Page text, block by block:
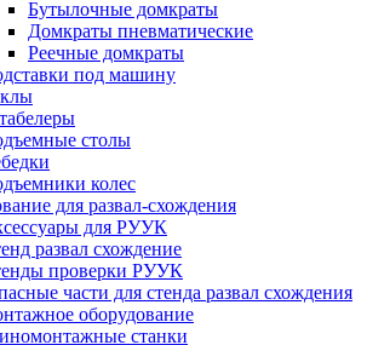
Бутылочные домкраты
Домкраты пневматические
Реечные домкраты
под машину
столы
колес
для развал-схождения
для РУУК
развал схождение
проверки РУУК
части для стенда развал схождения
оборудование
станки